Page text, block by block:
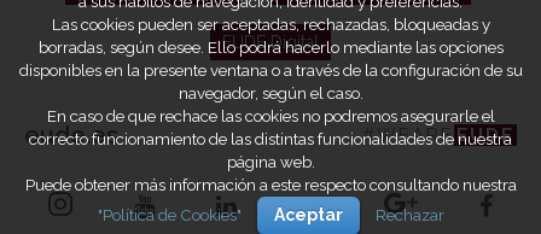
EUDE Digital
eude.es #WEARE EUDE
Las cookies pueden ser aceptadas, rechazadas, bloqueadas y
borradas, según desee. Ello podrá hacerlo mediante las opciones
disponibles en la presente ventana o a través de la configuración de su
navegador, según el caso.
En caso de que rechace las cookies no podremos asegurarle el
correcto funcionamiento de las distintas funcionalidades de nuestra
página web.
Puede obtener más información a este respecto consultando nuestra
"Política de Cookies"
Aceptar Rechazar